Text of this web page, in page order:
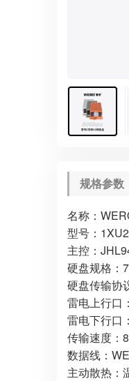
规格参数
名称：
型号：
主控：
硬盘规格：
硬盘传输协
雷电上行口
雷电下行口
传输速度：
数据线：
主动散热：